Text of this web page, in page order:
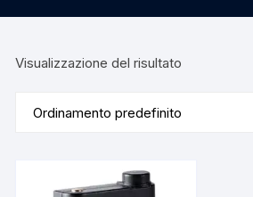
Visualizzazione del risultato